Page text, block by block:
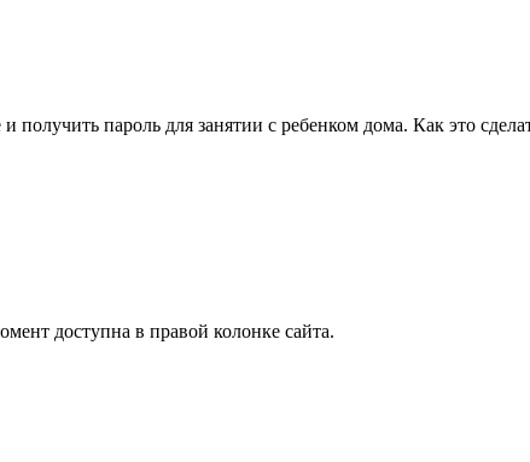
пароль для занятии с ребенком дома. Как это
доступна в правой колонке сайта.